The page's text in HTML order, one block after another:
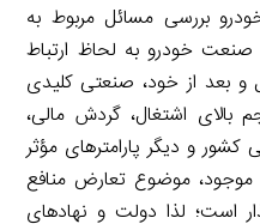
بررسی مسائل مربوط به
خودرو به لحاظ ارتباط
و بعد از خود، صنعتی کلیدی
اشتغال، گردش مالی،
و دیگر پارامترهای مؤثر
موضوع تعارض منافع
است؛ لذا دولت و نهادهای